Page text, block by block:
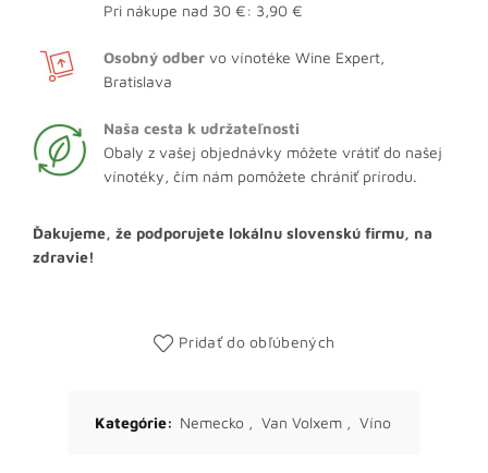
Pri nákupe nad 30 €: 3,90 €
Osobný odber vo vínotéke Wine Expert,
Bratislava
Naša cesta k udržateľnosti
Obaly z vašej objednávky môžete vrátiť do našej
vínotéky, čím nám pomôžete chrániť prírodu.
Ďakujeme, že podporujete lokálnu slovenskú firmu, na
zdravie!
Pridať do obľúbených
Kategórie: Nemecko , Van Volxem , Víno